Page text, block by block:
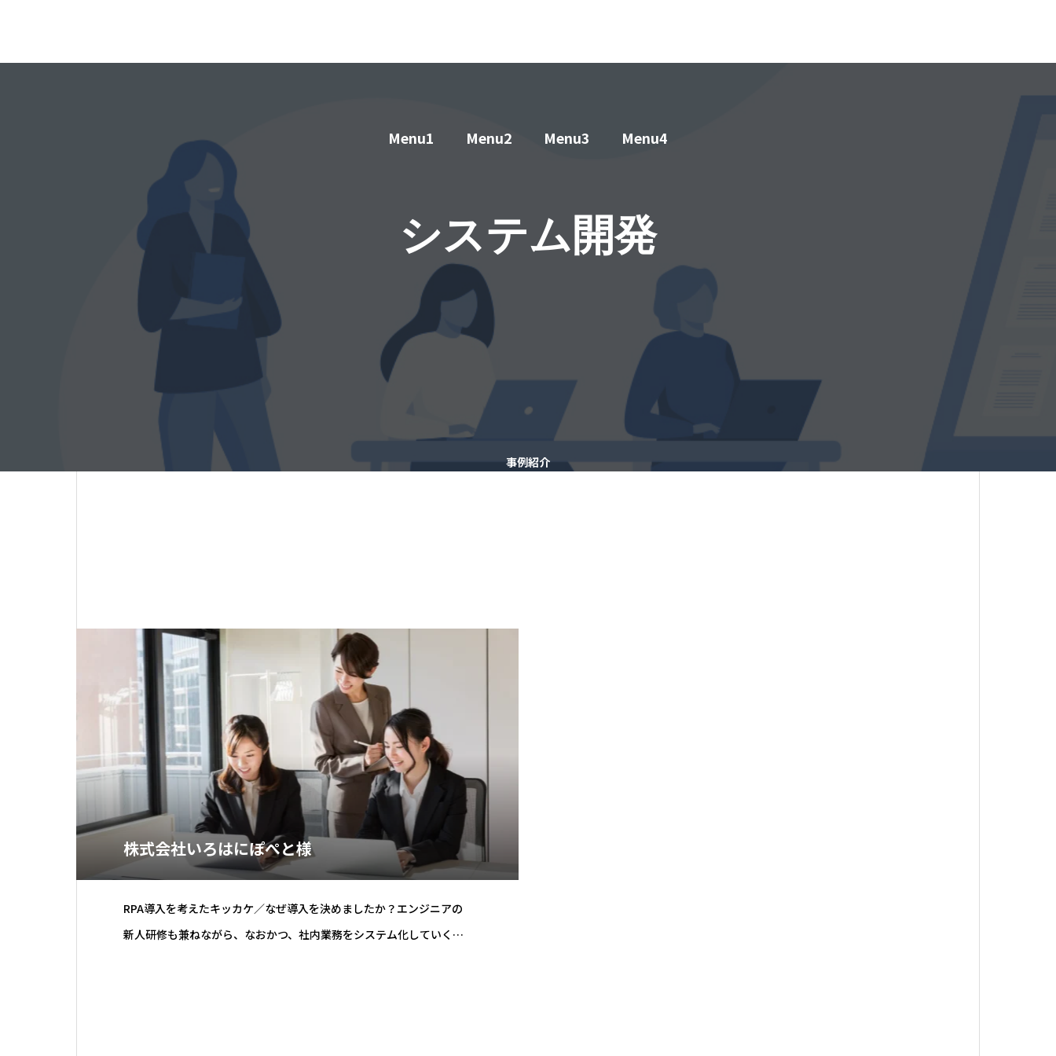
Menu1 Menu2 Menu3 Menu4
システム開発
事例紹介
株式会社いろはにぽぺと様
RPA導入を考えたキッカケ／なぜ導入を決めましたか？エンジニアの
新人研修も兼ねながら、なおかつ、社内業務をシステム化していくた